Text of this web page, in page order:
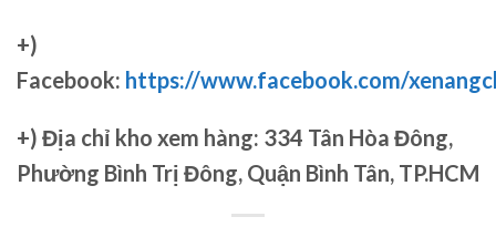
+)
Facebook: https://www.facebook.com/
+) Địa chỉ kho xem hàng: 334 Tân Hòa Đông,
Phường Bình Trị Đông, Quận Bình Tân, TP.HCM